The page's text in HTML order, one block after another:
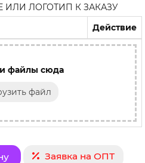
ЛОГОТИП К ЗАКАЗУ
Действие
файлы сюда
файл
Заявка на ОПТ